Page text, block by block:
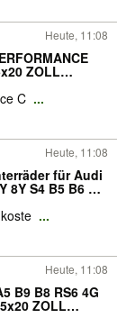
Heute, 11:08
ZOLL
20ZOLL 20
RB-WHEELS
C ...
Heute, 11:08
für Audi
8Y S4 B5 B6 B7
avant TDI
S Line
...
Heute, 11:08
B9 B8 RS6 4G
ZOLL